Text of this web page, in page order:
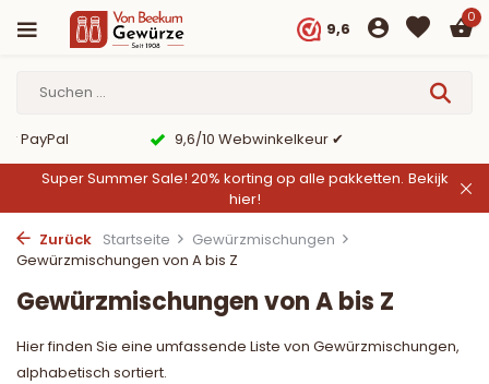
9,6
0
PayPal
9,6/10 Webwinkelkeur ✔
Super Summer Sale! 20% korting op alle pakketten. Bekijk
hier!
Zurück Startseite
Gewürzmischungen
Gewürzmischungen von A bis Z
Gewürzmischungen von A bis Z
Hier finden Sie eine umfassende Liste von Gewürzmischungen,
alphabetisch sortiert.